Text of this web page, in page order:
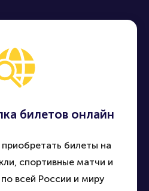
билетов онлайн
билеты на
спортивные матчи и
всей России и миру